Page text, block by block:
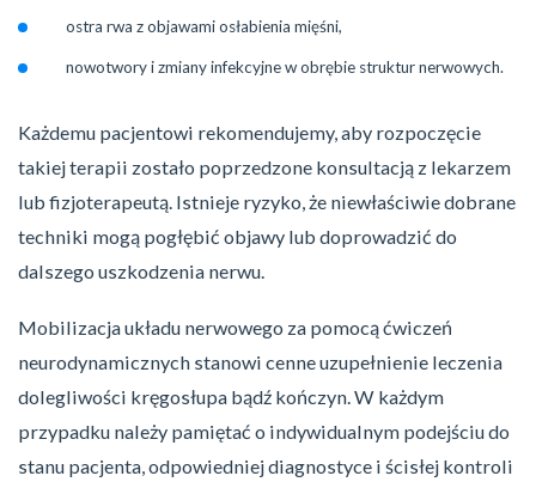
ostra rwa z objawami osłabienia mięśni,
nowotwory i zmiany infekcyjne w obrębie struktur nerwowych.
Każdemu pacjentowi rekomendujemy, aby rozpoczęcie
takiej terapii zostało poprzedzone konsultacją z lekarzem
lub fizjoterapeutą. Istnieje ryzyko, że niewłaściwie dobrane
techniki mogą pogłębić objawy lub doprowadzić do
dalszego uszkodzenia nerwu.
Mobilizacja układu nerwowego za pomocą ćwiczeń
neurodynamicznych stanowi cenne uzupełnienie leczenia
dolegliwości kręgosłupa bądź kończyn. W każdym
przypadku należy pamiętać o indywidualnym podejściu do
stanu pacjenta, odpowiedniej diagnostyce i ścisłej kontroli